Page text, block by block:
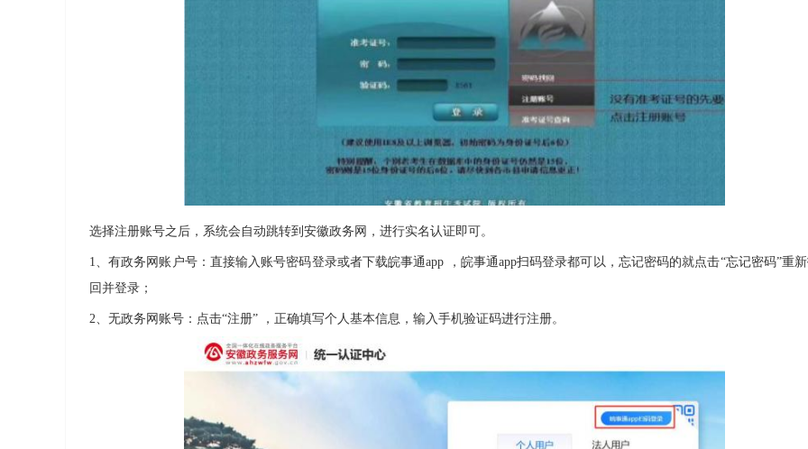
选择注册账号之后，系统会自动跳转到安徽政务网，进行实名认证即可。
1、有政务网账户号：直接输入账号密码登录或者下载皖事通app ，皖事通app扫码登录都可以，忘记密码的就点击“忘记密码”重
回并登录；
2、无政务网账号：点击“注册” ，正确填写个人基本信息，输入手机验证码进行注册。